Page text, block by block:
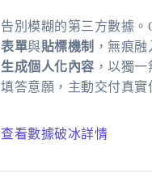
告別模糊的第三方數據。
表單與貼標機制 ，無痕
生成個人化內容 ，以獨
填答意願，主動交付真實
查看數據破冰詳情